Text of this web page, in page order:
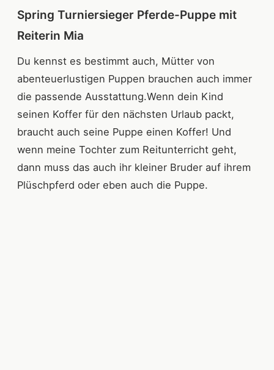
Spring Turniersieger Pferde-Puppe mit
Reiterin Mia
Du kennst es bestimmt auch, Mütter von
abenteuerlustigen Puppen brauchen auch immer
die passende Ausstattung.Wenn dein Kind
seinen Koffer für den nächsten Urlaub packt,
braucht auch seine Puppe einen Koffer! Und
wenn meine Tochter zum Reitunterricht geht,
dann muss das auch ihr kleiner Bruder auf ihrem
Plüschpferd oder eben auch die Puppe.